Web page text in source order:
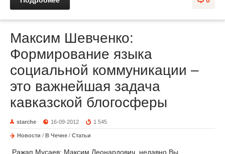
Максим Шевченко:
Формирование языка
социальной коммуникации –
это важнейшая задача
кавказской блогосферы
starche 16-09-2012 1 545
Новости / В Чечне / Статьи
Ражап Мусаев: Максим Леонардович, недавно Вы